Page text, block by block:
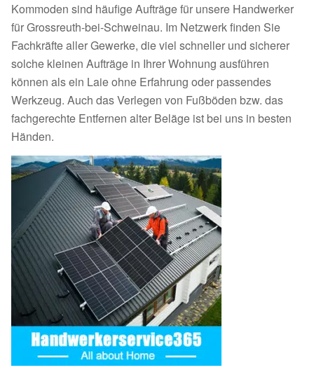
Kommoden sind häufige Aufträge für unsere Handwerker
für Grossreuth-bei-Schweinau. Im Netzwerk finden Sie
Fachkräfte aller Gewerke, die viel schneller und sicherer
solche kleinen Aufträge in Ihrer Wohnung ausführen
können als ein Laie ohne Erfahrung oder passendes
Werkzeug. Auch das Verlegen von Fußböden bzw. das
fachgerechte Entfernen alter Beläge ist bei uns in besten
Händen.